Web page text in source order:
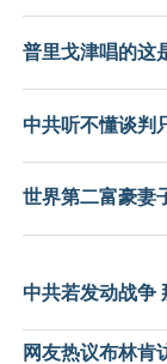
普里戈津唱的这
中共听不懂谈判
世界第二富豪妻
中共若发动战争
网友热议布林肯